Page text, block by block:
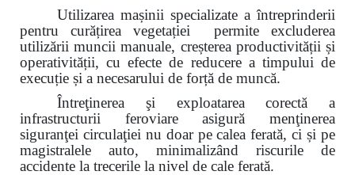
Utilizarea mașinii specializate a întreprinderii
pentru curățirea vegetației permite excluderea
utilizării muncii manuale, creșterea productivității și
operativității, cu efecte de reducere a timpului de
execuție și a necesarului de forță de muncă.
Întreţinerea şi exploatarea corectă a
infrastructurii feroviare asigură menţinerea
siguranţei circulaţiei nu doar pe calea ferată, ci și pe
magistralele auto, minimalizând riscurile de
accidente la trecerile la nivel de cale ferată.